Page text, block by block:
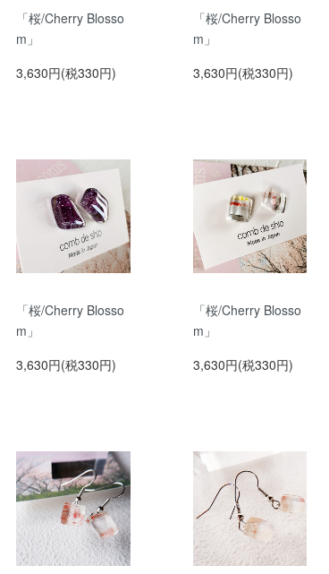
「桜/Cherry Blosso
m」
3,630円(税330円)
「桜/Cherry Blosso
m」
3,630円(税330円)
「桜/Cherry Blosso
m」
3,630円(税330円)
「桜/Cherry Blosso
m」
3,630円(税330円)